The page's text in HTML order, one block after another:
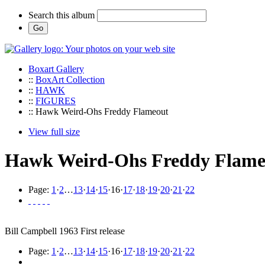
Search this album
Boxart Gallery
:: BoxArt Collection
:: HAWK
:: FIGURES
:: Hawk Weird-Ohs Freddy Flameout
View full size
Hawk Weird-Ohs Freddy
Page: 1 ·2…13·14·15·16·17·18·19·20·21 ·22
Bill Campbell 1963 First release
Page: 1 ·2…13·14·15·16·17·18·19·20·21 ·22